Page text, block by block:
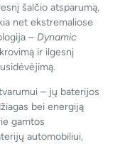
šalčio atsparumą,
net ekstremaliose
–Dynamic
ir ilgesnį
– jų baterijos
bei energiją
gamtos
automobiliui,